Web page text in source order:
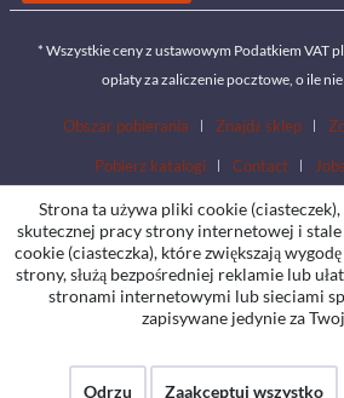
* Wszystkie ceny z ustawowym Podatkiem VAT
opłaty za zaliczenie pocztowe, o ile
Obszar pobierania Znajdź sklep
Pobierz katalogi Contact Jobs
Strona ta używa pliki cookie
skutecznej pracy strony internetowej i stale
cookie (ciasteczka), które zwiększają
strony, służą bezpośredniej reklamie lub
stronami internetowymi lub sieciami
zapisywane jedynie za
Odrzu Zaakceptuj wszystko